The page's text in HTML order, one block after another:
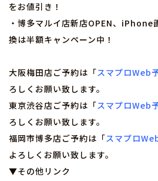
をお値引き！
・博多マルイ店新店OPEN、iPhone
換は半額キャンペーン中！
大阪梅田店ご予約は「スマプロWeb
ろしくお願い致します。
東京渋谷店ご予約は「スマプロWeb
ろしくお願い致します。
福岡市博多店ご予約は「スマプロ
よろしくお願い致します。
▼その他リンク